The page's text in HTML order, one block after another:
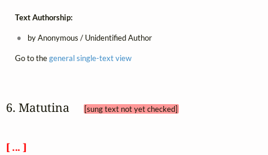
Text Authorship:
by Anonymous / Unidentified Author
Go to thegeneral single-text view
6. Matutina [sung text not yet checked]
[ ... ]